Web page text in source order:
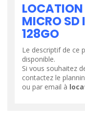
LOCATION
MICRO SD
128GO
Le descriptif de ce
disponible.
Si vous souhaitez
contactez le
ou par email à